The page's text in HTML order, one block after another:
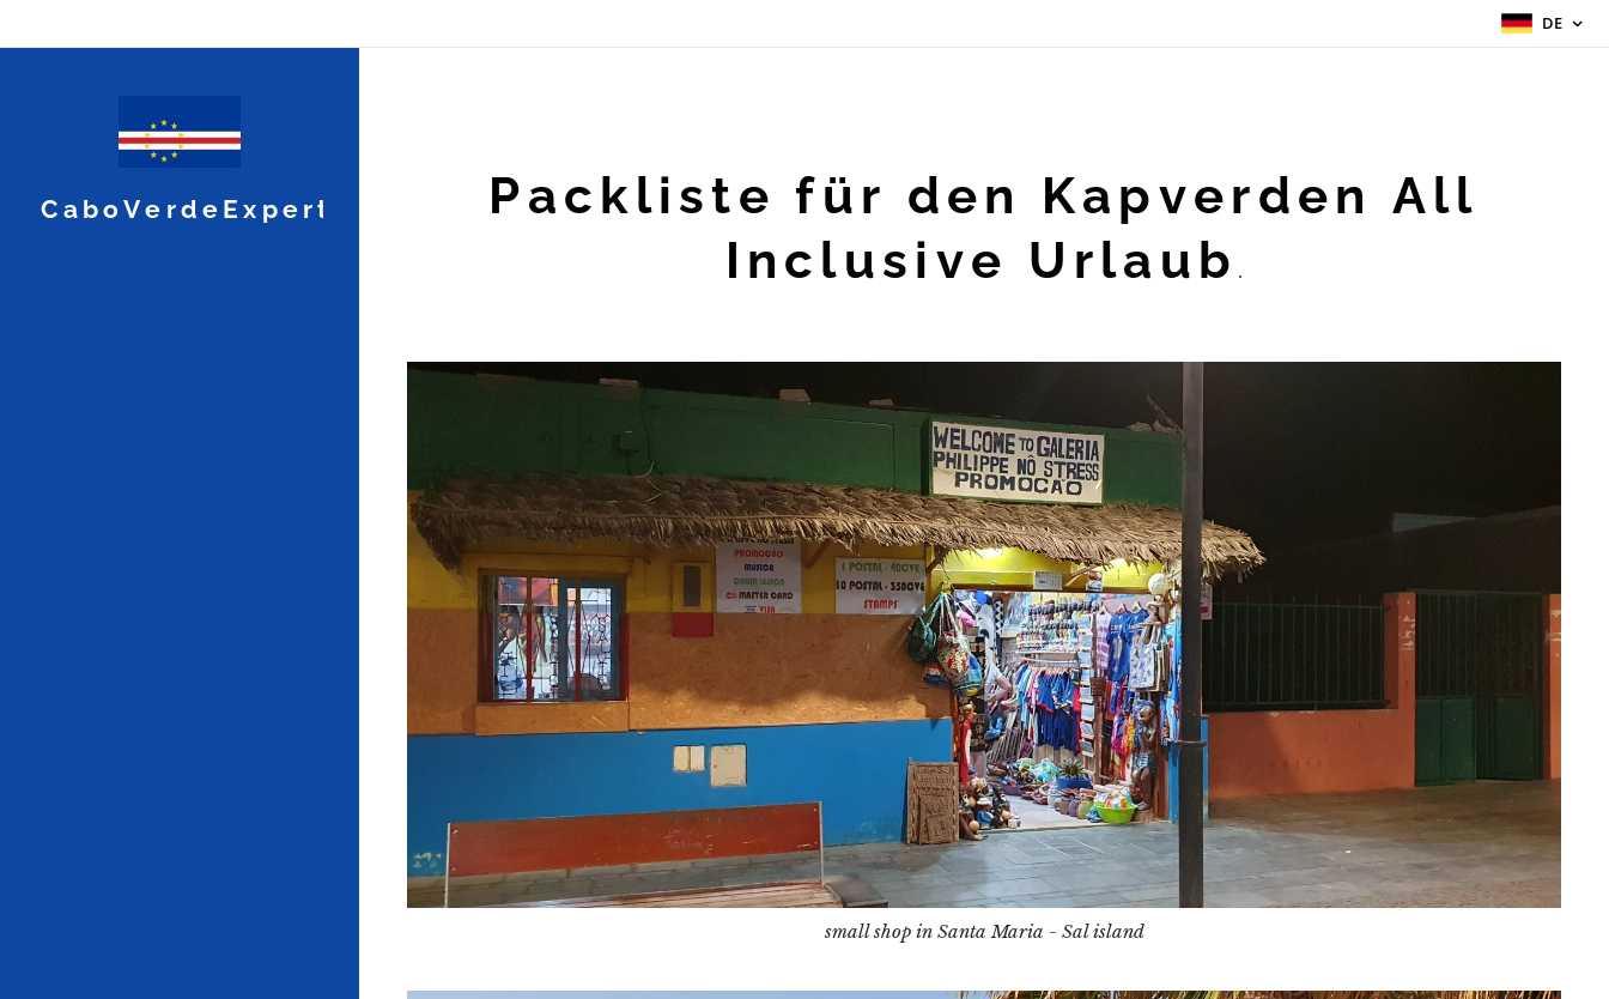
DE
CaboVerdeExpert
Packliste für den Kapverden All
Inclusive Urlaub .
small shop in Santa Maria - Sal island